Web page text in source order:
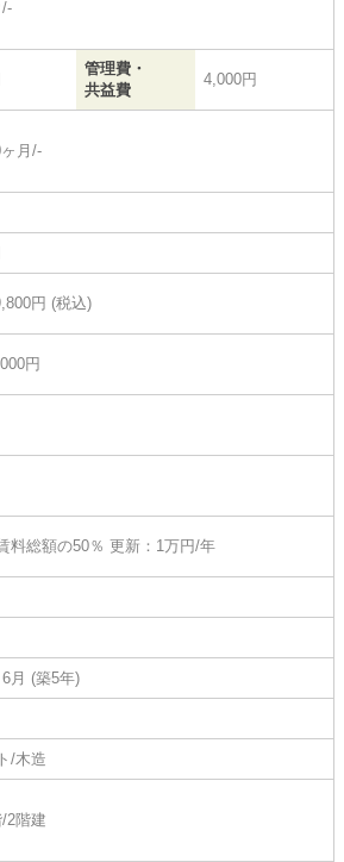
管理費・
共益費
4,000円
月/-
円 (税込)
円
料総額の50％ 更新：1万円/年
月 (築5年)
/木造
2階建